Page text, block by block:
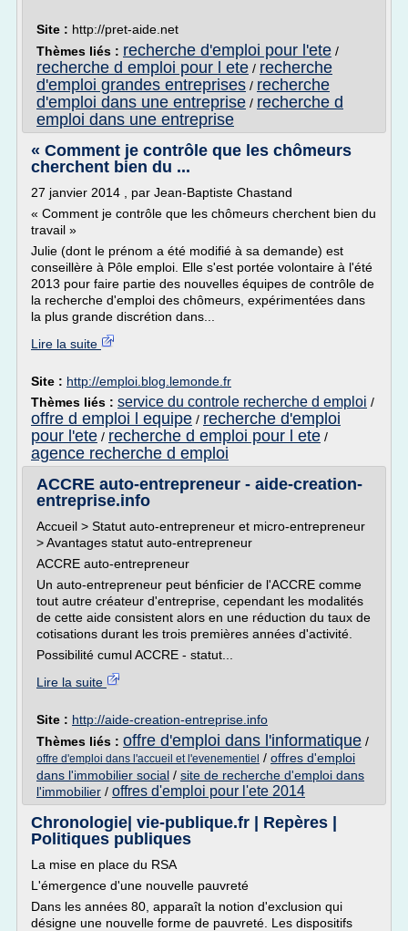
Site : http://pret-aide.net
Thèmes liés : recherche d'emploi pour l'ete /
recherche d emploi pour l ete / recherche
d'emploi grandes entreprises / recherche
d'emploi dans une entreprise / recherche d
emploi dans une entreprise
« Comment je contrôle que les chômeurs
cherchent bien du ...
27 janvier 2014 , par Jean-Baptiste Chastand
« Comment je contrôle que les chômeurs cherchent bien du
travail »
Julie (dont le prénom a été modifié à sa demande) est
conseillère à Pôle emploi. Elle s'est portée volontaire à l'été
2013 pour faire partie des nouvelles équipes de contrôle de
la recherche d'emploi des chômeurs, expérimentées dans
la plus grande discrétion dans...
Lire la suite
Site : http://emploi.blog.lemonde.fr
Thèmes liés : service du controle recherche d emploi /
offre d emploi l equipe / recherche d'emploi
pour l'ete / recherche d emploi pour l ete /
agence recherche d emploi
ACCRE auto-entrepreneur - aide-creation-
entreprise.info
Accueil > Statut auto-entrepreneur et micro-entrepreneur
> Avantages statut auto-entrepreneur
ACCRE auto-entrepreneur
Un auto-entrepreneur peut bénficier de l'ACCRE comme
tout autre créateur d'entreprise, cependant les modalités
de cette aide consistent alors en une réduction du taux de
cotisations durant les trois premières années d'activité.
Possibilité cumul ACCRE - statut...
Lire la suite
Site : http://aide-creation-entreprise.info
Thèmes liés : offre d'emploi dans l'informatique /
offre d'emploi dans l'accueil et l'evenementiel / offres d'emploi
dans l'immobilier social / site de recherche d'emploi dans
l'immobilier / offres d'emploi pour l'ete 2014
Chronologie| vie-publique.fr | Repères |
Politiques publiques
La mise en place du RSA
L'émergence d'une nouvelle pauvreté
Dans les années 80, apparaît la notion d'exclusion qui
désigne une nouvelle forme de pauvreté. Les dispositifs